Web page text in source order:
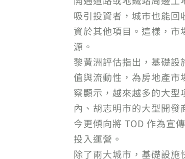
吸引投資者，城市也能
資於其他項目。這樣，
源。
黎黃洲評估指出，基礎設
值與流動性，為房地產
察顯示，越來越多的大型
內、胡志明市的大型開
今更傾向將 TOD 作為宣
投入運營。
除了兩大城市，基礎設施